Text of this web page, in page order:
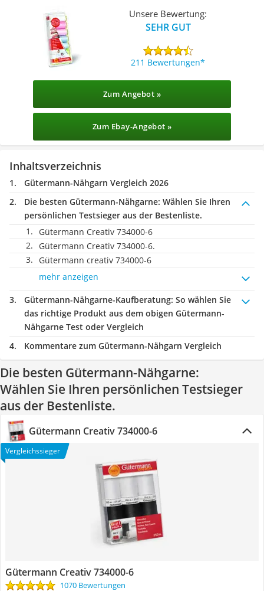
Unsere Bewertung:
SEHR GUT
211 Bewertungen
Zum Angebot »
Zum Ebay-Angebot »
Inhaltsverzeichnis
Gütermann-Nähgarn Vergleich 2026
Die besten Gütermann-Nähgarne: Wählen Sie Ihren
persönlichen Testsieger aus der Bestenliste.
Gütermann Creativ 734000-6
Gütermann Creativ 734000-6.
Gütermann creativ 734000-6
mehr anzeigen
Gütermann-Nähgarne-Kaufberatung: So wählen Sie
das richtige Produkt aus dem obigen Gütermann-
Nähgarne Test oder Vergleich
Kommentare zum Gütermann-Nähgarn Vergleich
Die besten Gütermann-Nähgarne:
Wählen Sie Ihren persönlichen Testsieger
aus der Bestenliste.
Gütermann Creativ 734000-6
Vergleichssieger
Gütermann Creativ 734000-6
1070 Bewertungen